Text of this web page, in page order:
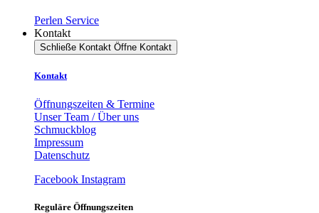
Perlen Service
Kontakt
Schließe Kontakt Öffne Kontakt
Kontakt
Öffnungszeiten & Termine
Unser Team / Über uns
Schmuckblog
Impressum
Datenschutz
Facebook Instagram
Reguläre Öffnungszeiten